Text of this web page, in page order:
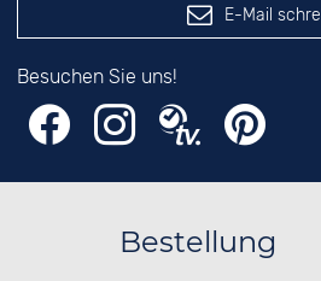
E-Mail
Besuchen Sie uns!
Bestellung